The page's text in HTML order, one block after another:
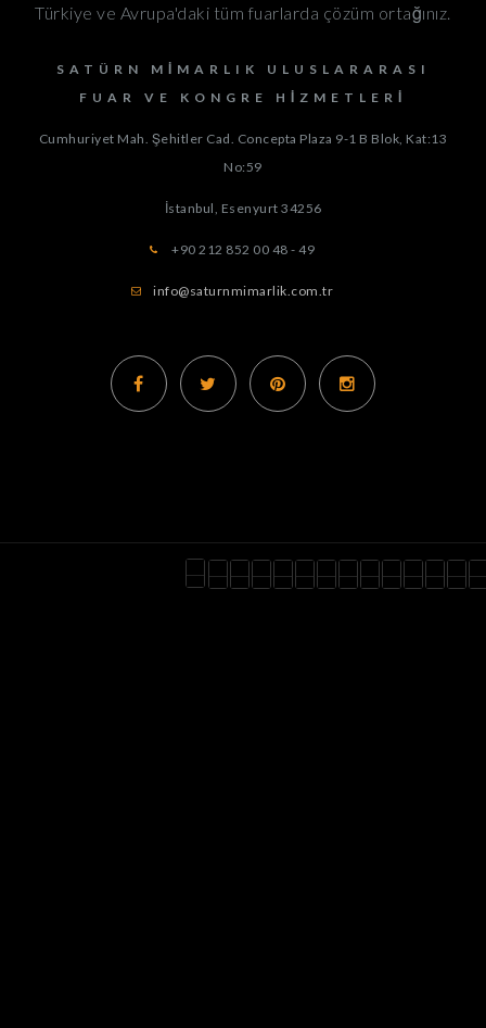
Türkiye ve Avrupa'daki tüm fuarlarda çözüm ortağınız.
SATÜRN MIMARLIK ULUSLARARASI
FUAR VE KONGRE HIZMETLERI
Cumhuriyet Mah. Şehitler Cad. Concepta Plaza 9-1 B Blok, Kat:13
No:59
İstanbul, Esenyurt 34256
+90 212 852 00 48 - 49
info@saturnmimarlik.com.tr